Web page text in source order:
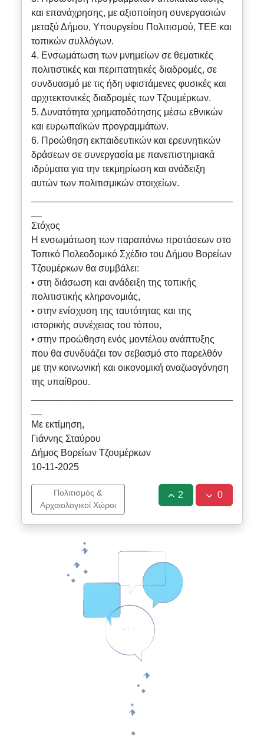
και επανάχρησης, με αξιοποίηση συνεργασιών
μεταξύ Δήμου, Υπουργείου Πολιτισμού, ΤΕΕ και
τοπικών συλλόγων.
4. Ενσωμάτωση των μνημείων σε θεματικές
πολιτιστικές και περιπατητικές διαδρομές, σε
συνδυασμό με τις ήδη υφιστάμενες φυσικές και
αρχιτεκτονικές διαδρομές των Τζουμέρκων.
5. Δυνατότητα χρηματοδότησης μέσω εθνικών
και ευρωπαϊκών προγραμμάτων.
6. Προώθηση εκπαιδευτικών και ερευνητικών
δράσεων σε συνεργασία με πανεπιστημιακά
ιδρύματα για την τεκμηρίωση και ανάδειξη
αυτών των πολιτισμικών στοιχείων.
Στόχος
Η ενσωμάτωση των παραπάνω προτάσεων στο
Τοπικό Πολεοδομικό Σχέδιο του Δήμου Βορείων
Τζουμέρκων θα συμβάλει:
• στη διάσωση και ανάδειξη της τοπικής
πολιτιστικής κληρονομιάς,
• στην ενίσχυση της ταυτότητας και της
ιστορικής συνέχειας του τόπου,
• στην προώθηση ενός μοντέλου ανάπτυξης
που θα συνδυάζει τον σεβασμό στο παρελθόν
με την κοινωνική και οικονομική αναζωογόνηση
της υπαίθρου.
Με εκτίμηση,
Γιάννης Σταύρου
Δήμος Βορείων Τζουμέρκων
10-11-2025
Πολιτισμός &
Αρχαιολογικοί Χώροι
2 0